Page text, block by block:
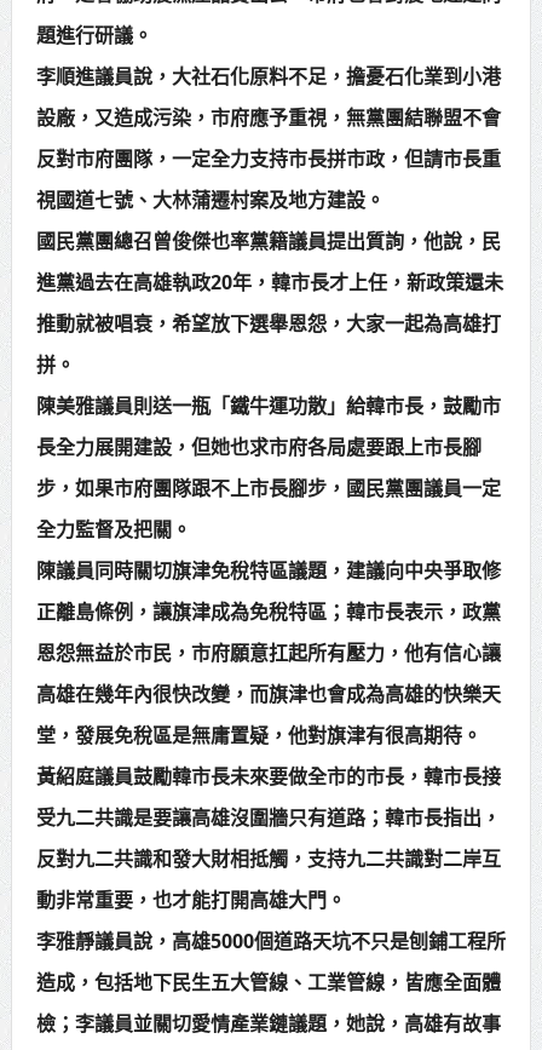
題進行研議。
李順進議員說，大社石化原料不足，擔憂石化業到小港
設廠，又造成污染，市府應予重視，無黨團結聯盟不會
反對市府團隊，一定全力支持市長拼市政，但請市長重
視國道七號、大林蒲遷村案及地方建設。
國民黨團總召曾俊傑也率黨籍議員提出質詢，他說，民
進黨過去在高雄執政20年，韓市長才上任，新政策還未
推動就被唱衰，希望放下選舉恩怨，大家一起為高雄打
拼。
陳美雅議員則送一瓶「鐵牛運功散」給韓市長，鼓勵市
長全力展開建設，但她也求市府各局處要跟上市長腳
步，如果市府團隊跟不上市長腳步，國民黨團議員一定
全力監督及把關。
陳議員同時關切旗津免稅特區議題，建議向中央爭取修
正離島條例，讓旗津成為免稅特區；韓市長表示，政黨
恩怨無益於市民，市府願意扛起所有壓力，他有信心讓
高雄在幾年內很快改變，而旗津也會成為高雄的快樂天
堂，發展免稅區是無庸置疑，他對旗津有很高期待。
黃紹庭議員鼓勵韓市長未來要做全市的市長，韓市長接
受九二共識是要讓高雄沒圍牆只有道路；韓市長指出，
反對九二共識和發大財相抵觸，支持九二共識對二岸互
動非常重要，也才能打開高雄大門。
李雅靜議員說，高雄5000個道路天坑不只是刨鋪工程所
造成，包括地下民生五大管線、工業管線，皆應全面體
檢；李議員並關切愛情產業鏈議題，她說，高雄有故事